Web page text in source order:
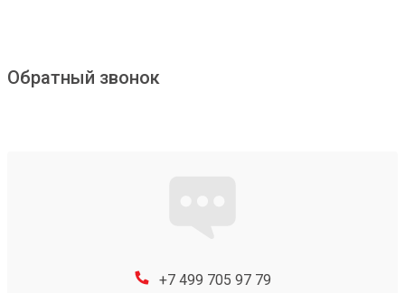
Обратный звонок
+7 499 705 97 79